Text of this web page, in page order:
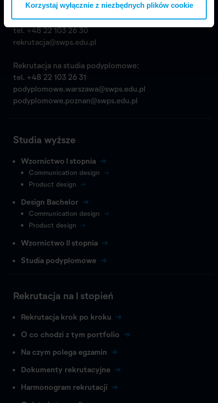
Korzystaj wyłącznie z niezbędnych plików cookie
Rekrutacja na studia wyższe:
tel.+48 22 103 26 30
rekrutacja@swps.edu.pl
Rekrutacja na studia podyplomowe:
tel. +48 22 103 26 31
podyplomowe.warszawa@swps.edu.pl
podyplomowe.poznan@swps.edu.pl
Studia wyższe
Wzornictwo I stopnia
Communication design
Product design
Design Bachelor
Communication design
Product design
Wzornictwo II stopnia
Studia podyplomowe
Rekrutacja na I stopień
Rekrutacja krok po kroku
O co chodzi z tym portfolio
Na czym polega egzamin
Dokumenty rekrutacyjne
Harmonogram rekrutacji